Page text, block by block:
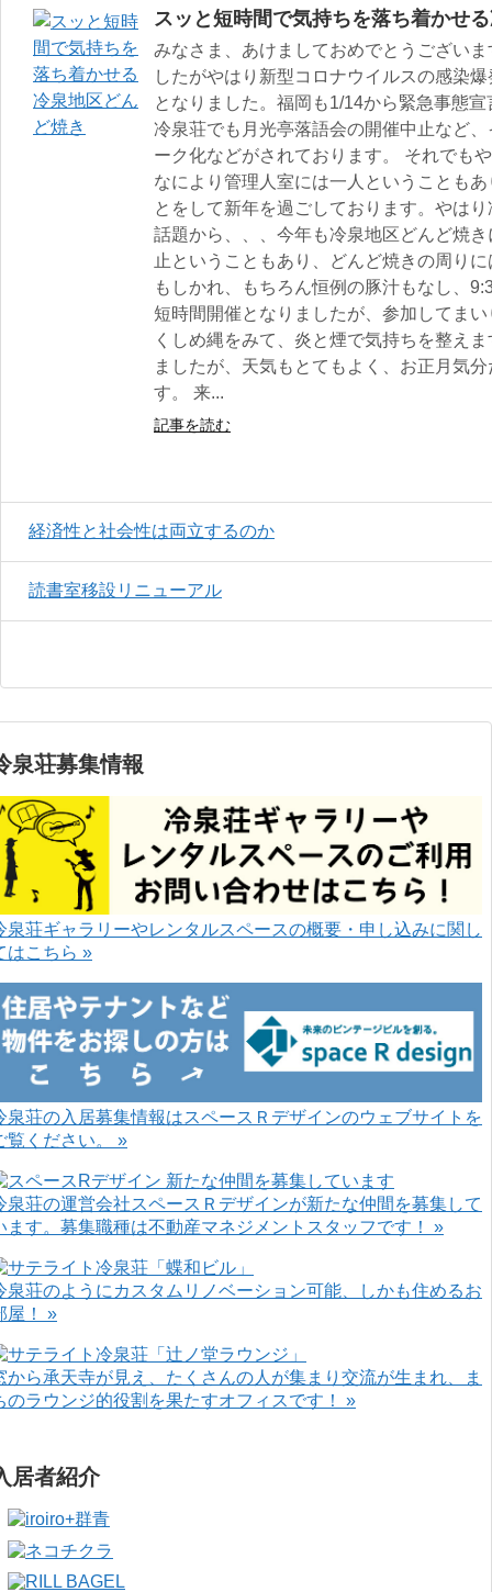
スッと短時間で気持ちを落ち着かせ
みなさま、あけましておめでとうござい
したがやはり新型コロナウイルスの感染
となりました。福岡も1/14から緊急事態
冷泉荘でも月光亭落語会の開催中止など
ーク化などがされております。 それでも
なにより管理人室には一人ということも
とをして新年を過ごしております。やは
話題から、、、今年も冷泉地区どんど焼
止ということもあり、どんど焼きの周り
もしかれ、もちろん恒例の豚汁もなし、
短時間開催となりましたが、参加してま
くしめ縄をみて、炎と煙で気持ちを整え
ましたが、天気もとてもよく、お正月気
す。 来...
記事を読む
経済性と社会性は両立するのか
読書室移設リニューアル
泉荘募集情報
泉荘ギャラリーやレンタルスペースの概要・申し込みに関し
はこちら »
泉荘の入居募集情報はスペースＲデザインのウェブサイトを
覧ください。 »
泉荘の運営会社スペースＲデザインが新たな仲間を募集して
ます。募集職種は不動産マネジメントスタッフです！ »
泉荘のようにカスタムリノベーション可能、しかも住めるお
屋！ »
から承天寺が見え、たくさんの人が集まり交流が生まれ、ま
のラウンジ的役割を果たすオフィスです！ »
居者紹介